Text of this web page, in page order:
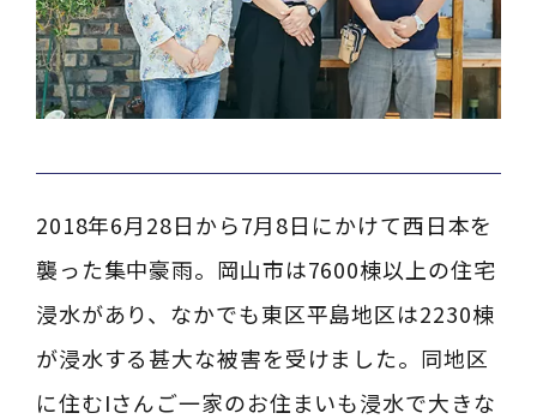
2018年6月28日から7月8日にかけて西日本を
襲った集中豪雨。岡山市は7600棟以上の住宅
浸水があり、なかでも東区平島地区は2230棟
が浸水する甚大な被害を受けました。同地区
に住むIさんご一家のお住まいも浸水で大きな